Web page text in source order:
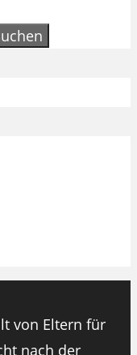
von Eltern für
nach der